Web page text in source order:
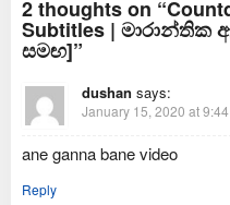
2 thoughts on
Subtitles | මාරාන්තික
සමඟ]”
dushan says:
January 15, 2020 at
ane ganna bane video
Reply